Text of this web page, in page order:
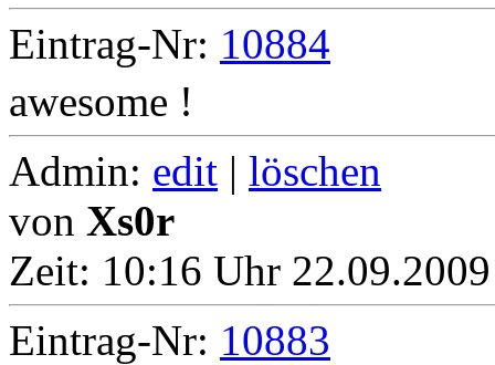
Eintrag-Nr: 10884
awesome !
Admin: edit | löschen
von Xs0r
Zeit: 10:16 Uhr
Eintrag-Nr: 10883